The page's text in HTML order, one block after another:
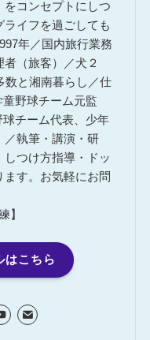
をコンセプトにしつ
イフを過ごしても
年／国内旅行業務
（旅客）／犬２
数と湘南暮らし／仕
野球チーム元監
チーム代表、少年
／執筆・講演・研
つけ方指導・ドッ
す。お気軽にお問
】
はこちら